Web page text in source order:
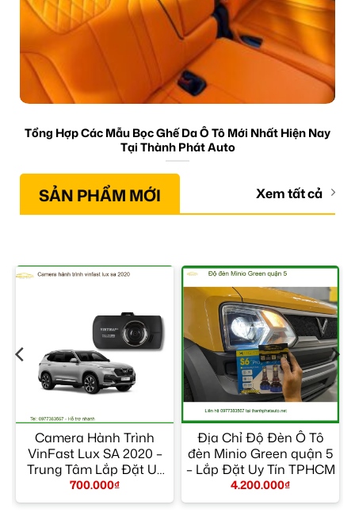
Tổng Hợp Các Mẫu Bọc Ghế Da Ô Tô Mới Nhất Hiện Nay
Tại Thành Phát Auto
SẢN PHẨM MỚI Xem tất cả
Camera Hành Trình
VinFast Lux SA 2020 –
Trung Tâm Lắp Đặt Uy
Tín TPHCM
700.000₫
Địa Chỉ Độ Đèn Ô Tô
đèn Minio Green quận 5
– Lắp Đặt Uy Tín TPHCM
4.200.000₫